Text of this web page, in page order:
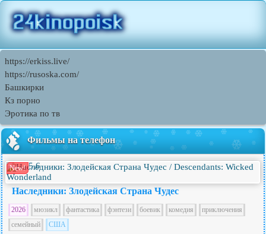
https://erkiss.live/
https://rusoska.com/
Башкирки
Кз порно
Эротика по тв
Фильмы на телефон
New! 5.6
Наследники: Злодейская Страна Чудес
2026 мюзикл фантастика фэнтези боевик комедия
приключения
семейный
США